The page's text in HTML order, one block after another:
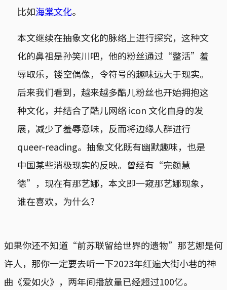
比如海棠文化。
本文继续在抽象文化的脉络上进行探究，这种文
化的鼻祖是孙笑川吧，他的粉丝通过“整活”羞
辱取乐，镂空偶像，令符号的趣味远大于现实。
后来我们看到，越来越多酷儿粉丝也开始拥抱这
种文化，并结合了酷儿网络 icon 文化自身的发
展，减少了羞辱意味，反而将边缘人群进行
queer-reading。抽象文化既有幽默趣味，也是
中国某些消极现实的反映。曾经有“完颜慧
德”，现在有那艺娜，本文即一窥那艺娜现象，
谁在喜欢，为什么？
如果你还不知道“前苏联留给世界的遗物”那艺娜是何
许人，那你一定要去听一下2023年红遍大街小巷的神
曲《爱如火》，两年间播放量已经超过100亿。